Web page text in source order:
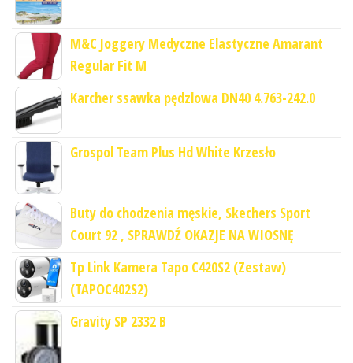
M&C Joggery Medyczne Elastyczne Amarant
Regular Fit M
Karcher ssawka pędzlowa DN40 4.763-242.0
Grospol Team Plus Hd White Krzesło
Buty do chodzenia męskie, Skechers Sport
Court 92 , SPRAWDŹ OKAZJE NA WIOSNĘ
Tp Link Kamera Tapo C420S2 (Zestaw)
(TAPOC402S2)
Gravity SP 2332 B